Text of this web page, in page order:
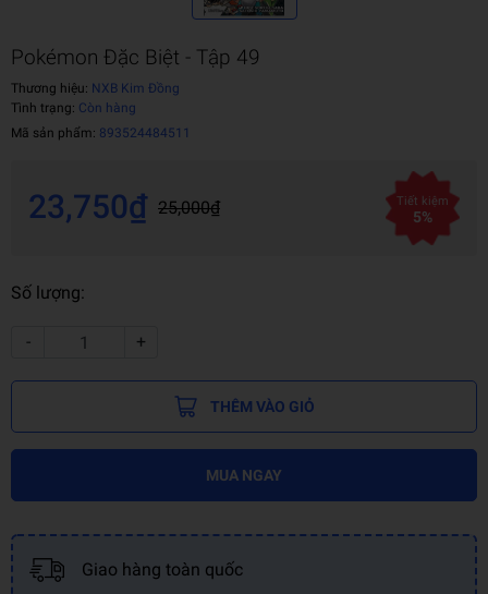
Pokémon Đặc Biệt - Tập 49
Thương hiệu: NXB Kim Đồng
Tình trạng: Còn hàng
Mã sản phẩm: 893524484511
23,750₫ 25,000₫ Tiết kiệm
5%
Số lượng:
- +
THÊM VÀO GIỎ
MUA NGAY
Giao hàng toàn quốc